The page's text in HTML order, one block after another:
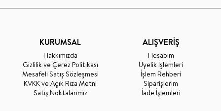
KURUMSAL
Hakkımızda
Gizlilik ve Çerez Politikası
Mesafeli Satış Sözleşmesi
KVKK ve Açık Rıza Metni
Satış Noktalarımız
ALIŞVERİŞ
Hesabım
Üyelik İşlemleri
İşlem Rehberi
Siparişlerim
İade İşlemleri